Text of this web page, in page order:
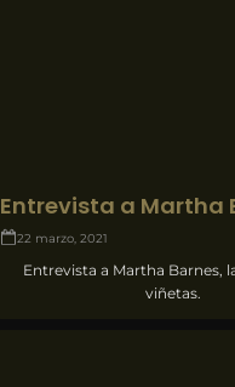
Entrevista a Martha
22 marzo, 2021
Entrevista a Martha Barnes,
viñetas.